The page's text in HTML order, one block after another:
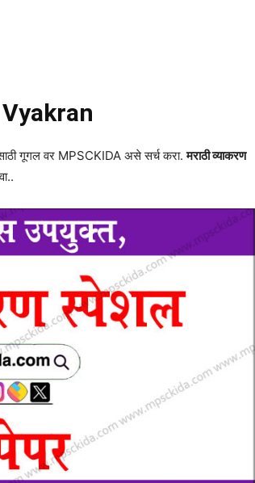
गूगल वर MPSCKIDA असे सर्च करा.मराठी व्याकरण